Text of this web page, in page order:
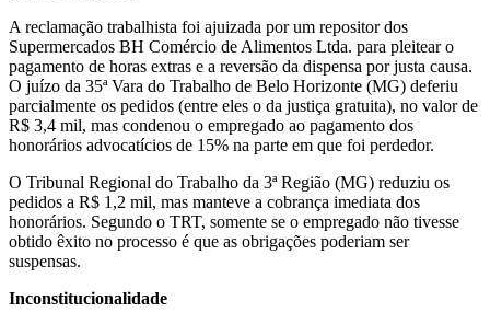
A reclamação trabalhista foi ajuizada por um repositor dos
Supermercados BH Comércio de Alimentos Ltda. para pleitear o
pagamento de horas extras e a reversão da dispensa por justa causa.
O juízo da 35ª Vara do Trabalho de Belo Horizonte (MG) deferiu
parcialmente os pedidos (entre eles o da justiça gratuita), no valor de
R$ 3,4 mil, mas condenou o empregado ao pagamento dos
honorários advocatícios de 15% na parte em que foi perdedor.
O Tribunal Regional do Trabalho da 3ª Região (MG) reduziu os
pedidos a R$ 1,2 mil, mas manteve a cobrança imediata dos
honorários. Segundo o TRT, somente se o empregado não tivesse
obtido êxito no processo é que as obrigações poderiam ser
suspensas.
Inconstitucionalidade